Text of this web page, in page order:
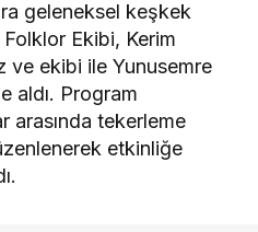
geleneksel keşkek
Ekibi, Kerim
ve ekibi ile Yunusemre
aldı. Program
arasında tekerleme
etkinliğe